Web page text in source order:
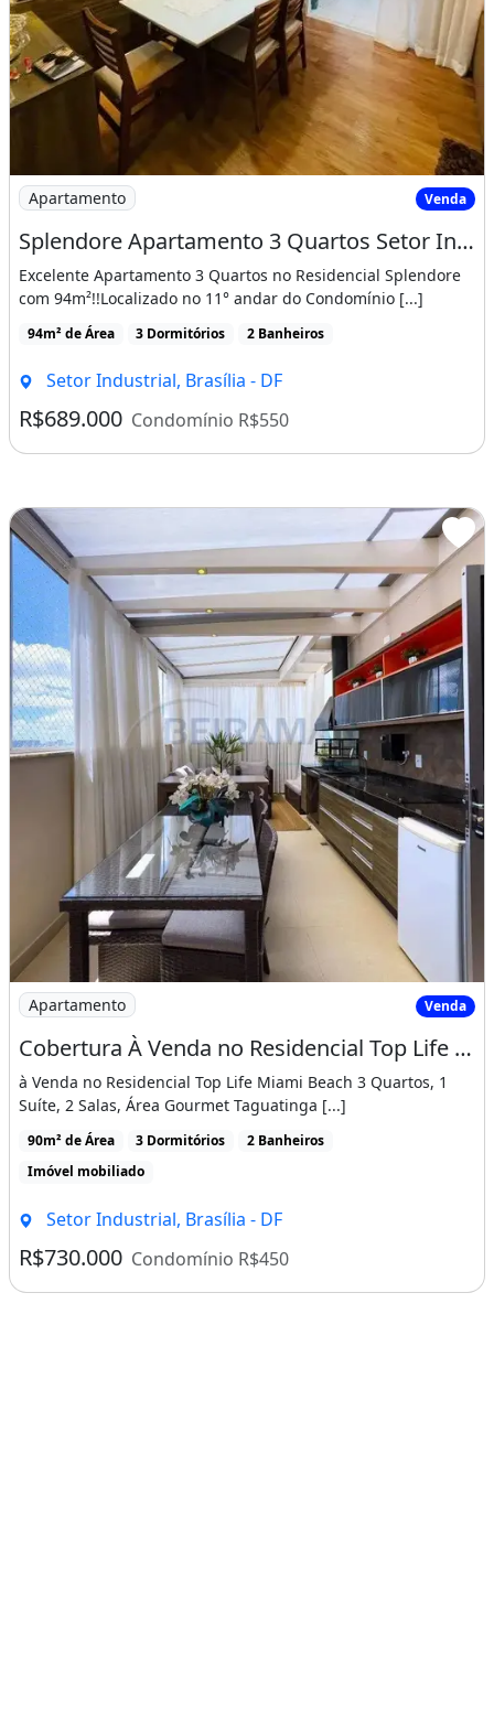
Imagem: Splendore Apartamento 3 Quartos Setor
Apartamento Venda
Splendore Apartamento 3 Quartos Setor Industrial Gama Reformado Andar Alto
Excelente Apartamento 3 Quartos no Residencial Splendore
com 94m²!!Localizado no 11° andar do Condomínio [...]
94m² de Área 3 Dormitórios 2 Banheiros
Setor Industrial, Brasília - DF
R$689.000 Condomínio R$550
Imagem: Cobertura À Venda no Residencial Top Life
Apartamento Venda
Cobertura À Venda no Residencial Top Life Miami Beach 3 Quartos, 1 Suíte, 2 Salas
à Venda no Residencial Top Life Miami Beach 3 Quartos, 1
Suíte, 2 Salas, Área Gourmet Taguatinga [...]
90m² de Área 3 Dormitórios
2 Banheiros
Imóvel mobiliado
Setor Industrial, Brasília - DF
R$730.000 Condomínio R$450